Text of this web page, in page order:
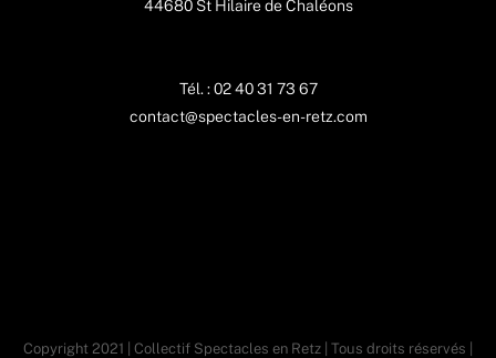
44680 St Hilaire de Chaléons
Tél. : 02 40 31 73 67
contact@spectacles-en-retz.com
Copyright 2021 | Collectif Spectacles en Retz | Tous droits réservés |